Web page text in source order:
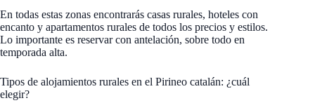
En todas estas zonas encontrarás casas rurales, hoteles con
encanto y apartamentos rurales de todos los precios y estilos.
Lo importante es reservar con antelación, sobre todo en
temporada alta.
Tipos de alojamientos rurales en el Pirineo catalán: ¿cuál
elegir?